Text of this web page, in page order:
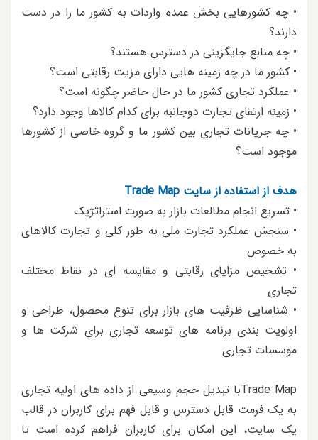
• چه کشورهایی بخش عمده واردات به کشور ما را در دست
دارند؟
• چه منابع جایگزینی در دسترس هستند؟
• کشور ما در چه زمینه هایی دارای مزیت رقابتی است؟
• عملکرد تجاری کشور ما در حال حاضر چگونه است؟
• زمینه ارتقای تجارت دوجانبه برای کدام کالاها وجود دارد؟
• چه جریانات تجاری بین کشور ما و گروه خاصی از کشورها
موجود است؟
هدف از استفاده از سایت Trade Map
• تسریع انجام مطالعات بازار به صورت استراتژیک
• سنجش عملکرد تجارت ملی به طور کلی و تجارت کالاهای
به خصوص
• تشخیص مزایای رقابتی و مقایسه ای در نقاط مختلف
تجاری
• شناسایی ظرفیت های بازار برای تنوع محصول، طراحی و
اولویت بندی برنامه های توسعه تجاری برای شرکت ها و
موسسات تجاری
Trade Mapبا تبدیل حجم وسیعی از داده های اولیه تجاری
به یک فرمت قابل دسترس و قابل فهم برای کاربران در قالب
یک سایت، این امکان برای کاربران فراهم کرده است تا